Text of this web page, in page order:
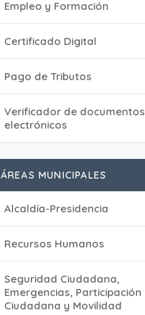
Empleo y Formación
Certificado Digital
Pago de Tributos
Verificador de documentos
electrónicos
ÁREAS MUNICIPALES
Alcaldía-Presidencia
Recursos Humanos
Seguridad Ciudadana,
Emergencias, Participación
Ciudadana y Movilidad